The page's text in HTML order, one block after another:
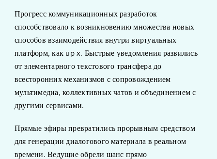
Прогресс коммуникационных разработок
способствовало к возникновению множества новых
способов взаимодействия внутри виртуальных
платформ, как up x. Быстрые уведомления развились
от элементарного текстового трансфера до
всесторонних механизмов с сопровождением
мультимедиа, коллективных чатов и объединением с
другими сервисами.
Прямые эфиры превратились прорывным средством
для генерации диалогового материала в реальном
времени. Ведущие обрели шанс прямо